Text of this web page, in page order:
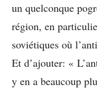
un quelconque
région, en
soviétiques où
Et d’ajouter: «
y en a beaucoup